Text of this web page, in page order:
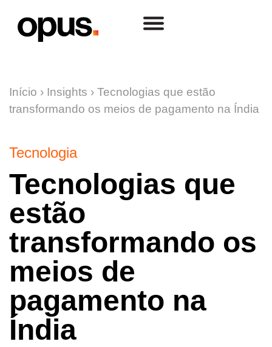
Início › Insights › Tecnologias que estão
transformando os meios de pagamento na Índia
Tecnologia
Tecnologias que
estão
transformando os
meios de
pagamento na
Índia